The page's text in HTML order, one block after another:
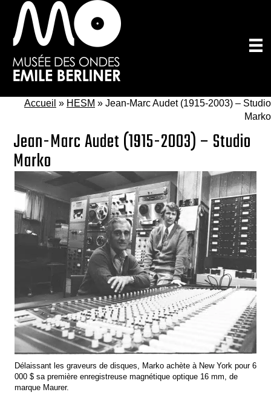
Passer
au
contenu
principal
Accueil » HESM » Jean-Marc Audet (1915-2003) – Studio
Marko
Jean-Marc Audet (1915-2003) – Studio
Marko
Délaissant les graveurs de disques, Marko achète à New York pour 6
000 $ sa première enregistreuse magnétique optique 16 mm, de
marque Maurer.